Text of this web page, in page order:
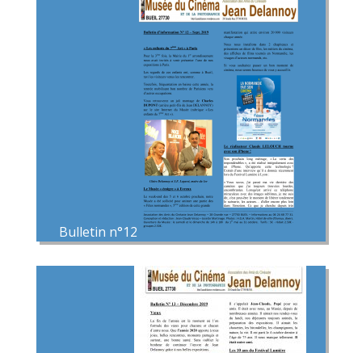
Bulletin n°12